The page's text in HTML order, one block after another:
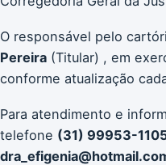
O responsável pelo
Pereira (Titular) , em
conforme atualização
Para atendimento e
telefone (31) 99953-